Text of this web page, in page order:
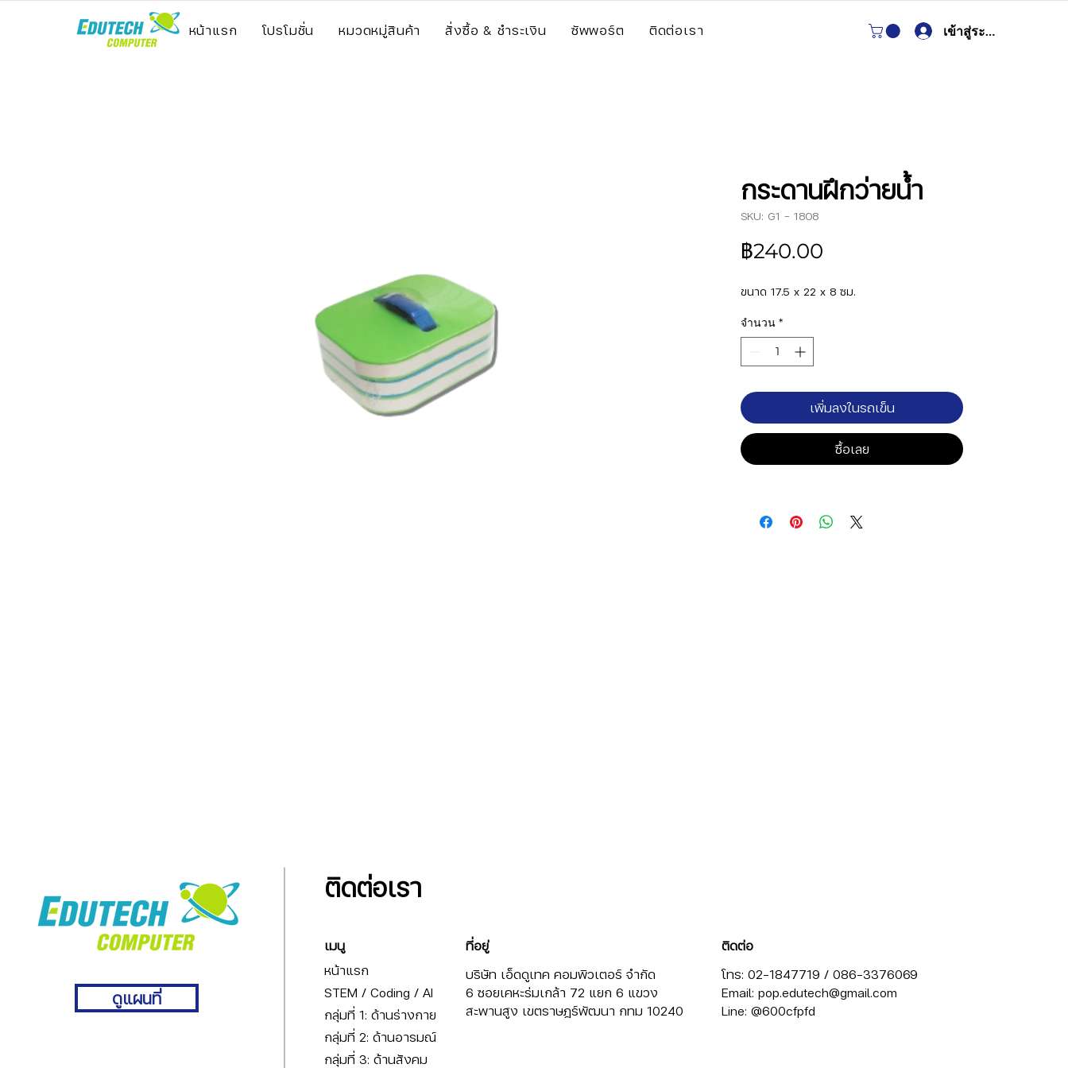
หน้าแรก โปรโมชั่น หมวดหมู่สินค้า สั่งซื้อ & ชำระเงิน ซัพพอร์ต ติดต่อเรา เข้าสู่ระบบ
กระดานฝึกว่ายน้ำ
SKU: G1 - 1808
฿240.00
ขนาด 17.5 x 22 x 8 ซม.
จำนวน *
เพิ่มลงในรถเข็น
ซื้อเลย
ติดต่อเรา
ดูแผนที่
เมนู
หน้าแรก
STEM / Coding / AI
กลุ่มที่ 1: ด้านร่างกาย
กลุ่มที่ 2: ด้านอารมณ์
กลุ่มที่ 3: ด้านสังคม
ที่อยู่
บริษัท เอ็ดดูเทค คอมพิวเตอร์ จำกัด
6 ซอยเคหะร่มเกล้า 72 แยก 6 แขวง
สะพานสูง เขตราษฎร์พัฒนา กทม 10240
ติดต่อ
โทร: 02-1847719 / 086-3376069
Email: pop.edutech@gmail.com
Line: @600cfpfd